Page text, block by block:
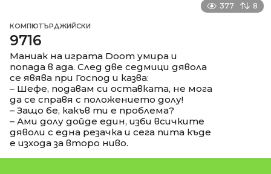
377 8
КОМПЮТЪРДЖИЙСКИ
9716
Маниак на играта Doom умира и
попада в ада. След две седмици дявола
се явява при Господ и казва:
– Шефе, подавам си оставката, не мога
да се справя с положението долу!
– Защо бе, какъв ти е проблема?
– Ами долу дойде един, изби всичките
дяволи с една резачка и сега пита къде
е изхода за второ ниво.